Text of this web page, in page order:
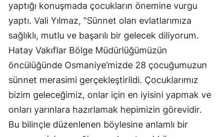
yaptığı konuşmada çocukların önemine vurgu
yaptı. Vali Yılmaz, “Sünnet olan evlatlarımıza
sağlıklı, mutlu ve başarılı bir gelecek diliyorum.
Hatay Vakıflar Bölge Müdürlüğümüzün
öncülüğünde Osmaniye’mizde 28 çocuğumuzun
sünnet merasimi gerçekleştirildi. Çocuklarımız
bizim geleceğimiz, onlar için en iyisini yapmak ve
onları yarınlara hazırlamak hepimizin görevidir.
Bu bilinçle düzenlenen böylesine anlamlı bir